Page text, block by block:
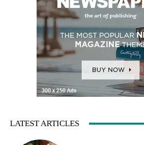
LATEST ARTICLES